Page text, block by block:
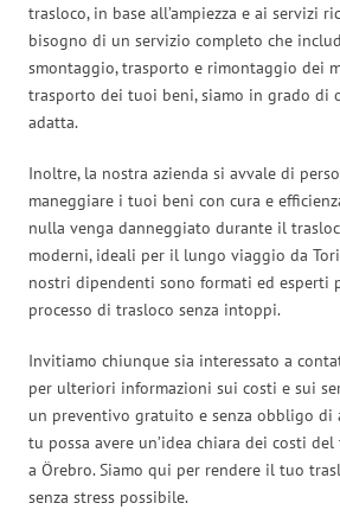
trasloco, in base all’ampiezza e ai servizi
bisogno di un servizio completo che
smontaggio, trasporto e rimontaggio dei
trasporto dei tuoi beni, siamo in grado di
adatta.
Inoltre, la nostra azienda si avvale di
maneggiare i tuoi beni con cura e
nulla venga danneggiato durante il
moderni, ideali per il lungo viaggio da
nostri dipendenti sono formati ed esperti
processo di trasloco senza intoppi.
Invitiamo chiunque sia interessato a
per ulteriori informazioni sui costi e sui
un preventivo gratuito e senza obbligo di
tu possa avere un’idea chiara dei costi
a Örebro. Siamo qui per rendere il tuo
senza stress possibile.